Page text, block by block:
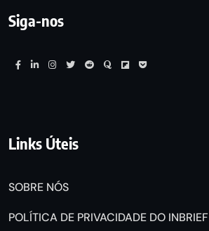
Siga-nos
Links Úteis
SOBRE NÓS
POLÍTICA DE PRIVACIDADE DO INBRIEF